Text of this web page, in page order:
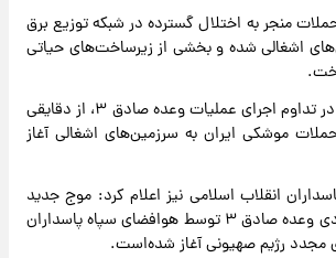
منجر به اختلال گسترده در شبکه توزیع برق
اشغالی شده و بخشی از زیرساخت‌های حیاتی
براساس این گزارش، در تداوم اجرای عملیات وعده صادق ۳، از دقایقی
موشکی ایران به سرزمین‌های اشغالی آغاز
انقلاب اسلامی نیز اعلام کرد: موج جدید
عملیات موشکی پهپادی وعده صادق ۳ توسط هوافضای سپاه پاسداران
رژیم صهیونی آغاز شده‌است.